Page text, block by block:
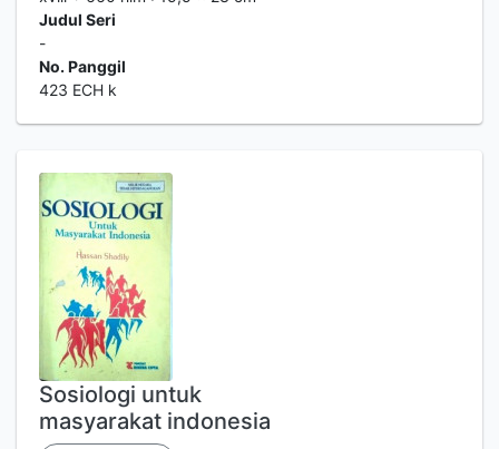
Judul Seri
-
No. Panggil
423 ECH k
Sosiologi untuk
masyarakat indonesia